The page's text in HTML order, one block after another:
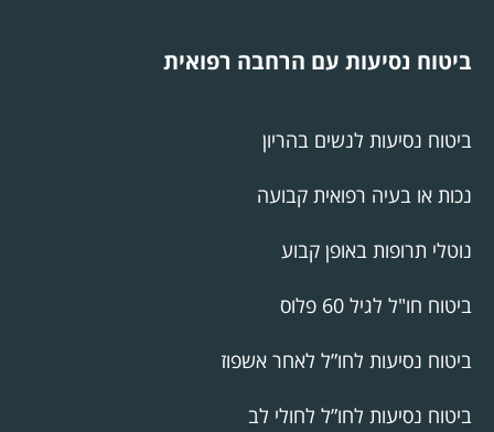
ביטוח נסיעות עם הרחבה רפואית
ביטוח נסיעות לנשים בהריון
נכות או בעיה רפואית קבועה
נוטלי תרופות באופן קבוע
ביטוח חו"ל לגיל 60 פלוס
ביטוח נסיעות לחו”ל לאחר אשפוז
ביטוח נסיעות לחו”ל לחולי לב